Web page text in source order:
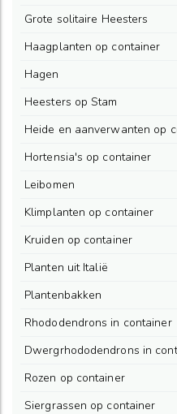
Grote solitaire Heesters
Haagplanten op container
Hagen
Heesters op Stam
Heide en aanverwanten op
Hortensia's op container
Leibomen
Klimplanten op container
Kruiden op container
Planten uit Italië
Plantenbakken
Rhododendrons in container
Dwergrhododendrons in
Rozen op container
Siergrassen op container